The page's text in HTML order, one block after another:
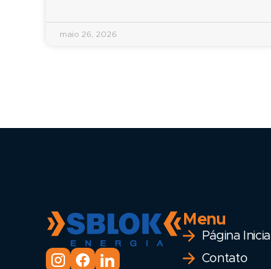
maio 26, 2026
Menu
Página Inicial
Contato